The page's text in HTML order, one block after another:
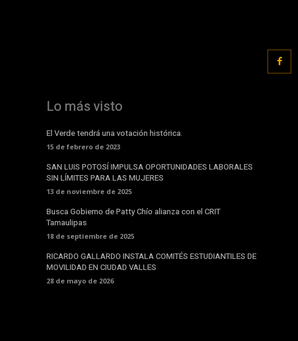
Lo más visto
El Verde tendrá una votación histórica.
15 de febrero de 2023
SAN LUIS POTOSÍ IMPULSA OPORTUNIDADES LABORALES
SIN LÍMITES PARA LAS MUJERES
13 de noviembre de 2025
Busca Gobierno de Patty Chío alianza con el CRIT
Tamaulipas
18 de septiembre de 2025
RICARDO GALLARDO INSTALA COMITÉS ESTUDIANTILES DE
MOVILIDAD EN CIUDAD VALLES
28 de mayo de 2026